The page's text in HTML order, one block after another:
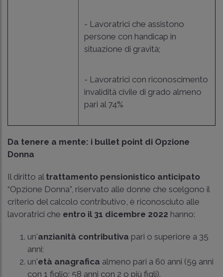
- Lavoratrici che assistono
persone con handicap in
situazione di gravità;
- Lavoratrici con riconoscimento
invalidità civile di grado almeno
pari al 74%
Da tenere a mente: i bullet point di Opzione
Donna
Il diritto al trattamento pensionistico anticipato
“Opzione Donna”, riservato alle donne che scelgono il
criterio del calcolo contributivo, è riconosciuto alle
lavoratrici che entro il 31 dicembre 2022 hanno:
un'anzianità contributiva pari o superiore a 35
anni;
un'età anagrafica almeno pari a 60 anni (59 anni
con 1 figlio; 58 anni con 2 o più figli).